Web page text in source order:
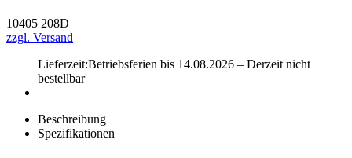
10405 208D
zzgl. Versand
Lieferzeit:Betriebsferien bis 14.08.2026 – Derzeit nicht
bestellbar
Beschreibung
Spezifikationen